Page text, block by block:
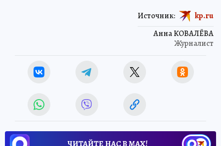
Анна КОВАЛЁВА
Журналист
Источник: kp.ru